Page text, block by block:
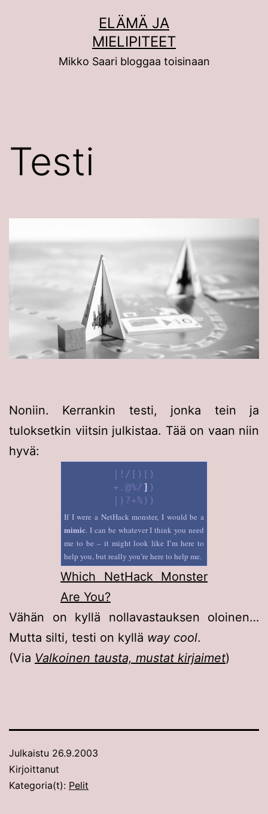
ELÄMÄ JA
MIELIPITEET
Mikko Saari bloggaa toisinaan
Testi
Noniin. Kerrankin testi, jonka tein ja
tuloksetkin viitsin julkistaa. Tää on vaan niin
hyvä:
|!/[)[)
+.@%/ ] )
|)?+%))
If I were a NetHack monster, I would be a
mimic. I can be whatever I think you need
me to be – it might look like I’m here to
help you, but really you’re here to help me.
Which NetHack Monster
Are You?
Vähän on kyllä nollavastauksen oloinen…
Mutta silti, testi on kyllä way cool.
(Via Valkoinen tausta, mustat kirjaimet)
Julkaistu 26.9.2003
Kirjoittanut
Kategoria(t): Pelit